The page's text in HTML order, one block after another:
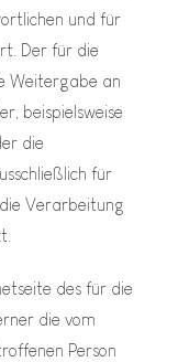
und für
Der für die
Weitergabe an
beispielsweise
die
für
Verarbeitung
des für die
die vom
Person